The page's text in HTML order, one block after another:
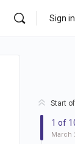
Sign in
Start
1 of
March